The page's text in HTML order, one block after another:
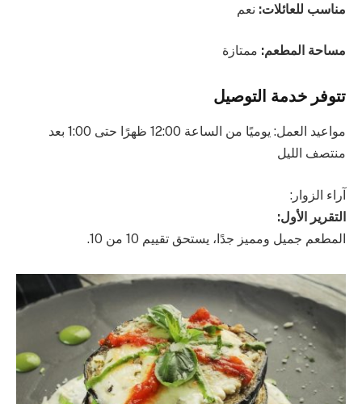
مناسب للعائلات: نعم
مساحة المطعم: ممتازة
تتوفر خدمة التوصيل
مواعيد العمل: يوميًا من الساعة 12:00 ظهرًا حتى 1:00 بعد
منتصف الليل
آراء الزوار:
التقرير الأول:
المطعم جميل ومميز جدًا، يستحق تقييم 10 من 10.